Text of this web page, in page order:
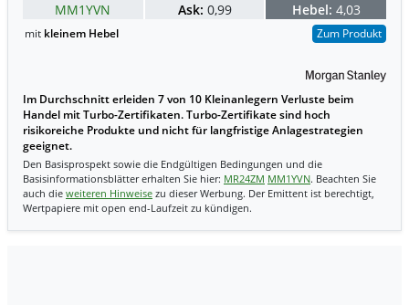
MM1YVN Ask: 0,99 Hebel: 4,03
mit kleinem Hebel Zum Produkt
Im Durchschnitt erleiden 7 von 10 Kleinanlegern Verluste beim
Handel mit Turbo-Zertifikaten. Turbo-Zertifikate sind hoch
risikoreiche Produkte und nicht für langfristige Anlagestrategien
geeignet.
Den Basisprospekt sowie die Endgültigen Bedingungen und die
Basisinformationsblätter erhalten Sie hier: MR24ZM MM1YVN. Beachten Sie
auch die weiteren Hinweise zu dieser Werbung. Der Emittent ist berechtigt,
Wertpapiere mit open end-Laufzeit zu kündigen.